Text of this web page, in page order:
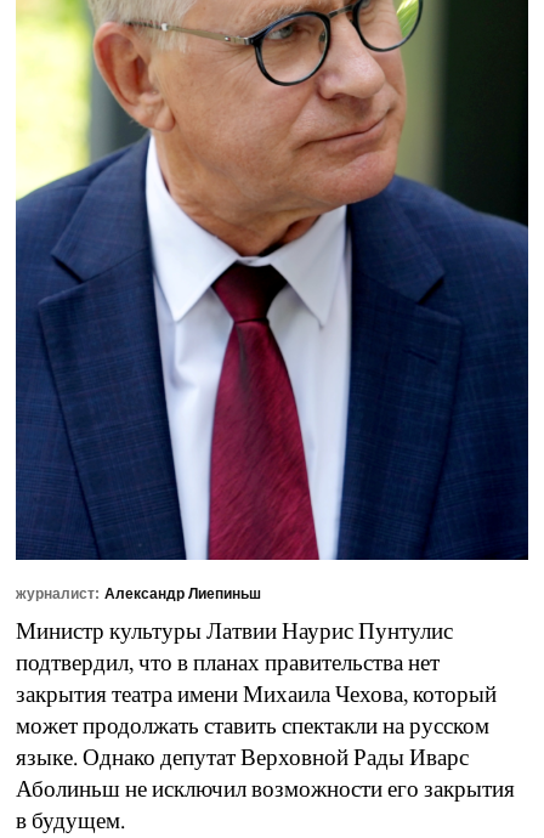
журналист: Александр Лиепиньш
Министр культуры Латвии Наурис Пунтулис
подтвердил, что в планах правительства нет
закрытия театра имени Михаила Чехова, который
может продолжать ставить спектакли на русском
языке. Однако депутат Верховной Рады Иварс
Аболиньш не исключил возможности его закрытия
в будущем.